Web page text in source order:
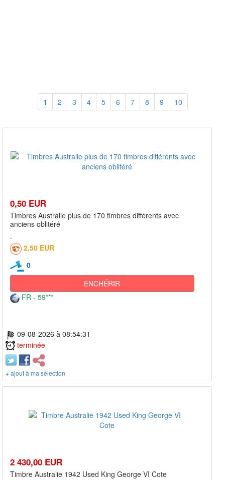
1 2 3 4 5 6 7 8 9 10
0,50 EUR
Timbres Australie plus de 170 timbres différents avec
anciens oblitéré
2,50 EUR
0
ENCHÉRIR
FR - 59***
09-08-2026 à 08:54:31
terminée
+ ajout à ma sélection
2 430,00 EUR
Timbre Australie 1942 Used King George VI Cote